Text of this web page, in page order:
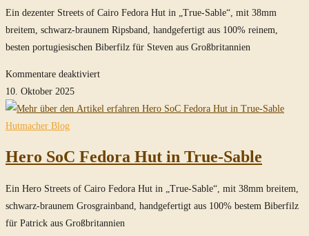
schwarz
Ein dezenter Streets of Cairo Fedora Hut in „True-Sable“, mit 38mm
breitem, schwarz-braunem Ripsband, handgefertigt aus 100% reinem,
besten portugiesischen Biberfilz für Steven aus Großbritannien
Kommentare deaktiviertfür
Streets
Fedora
in
True-
Sable
10. Oktober 2025
Hutmacher Blog
Hero SoC Fedora Hut in True-Sable
Ein Hero Streets of Cairo Fedora Hut in „True-Sable“, mit 38mm breitem,
schwarz-braunem Grosgrainband, handgefertigt aus 100% bestem Biberfilz
für Patrick aus Großbritannien